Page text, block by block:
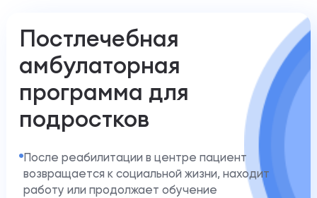
Постлечебная
амбулаторная
программа для
подростков
После реабилитации в центре пациент
возвращается к социальной жизни, находит
работу или продолжает обучение